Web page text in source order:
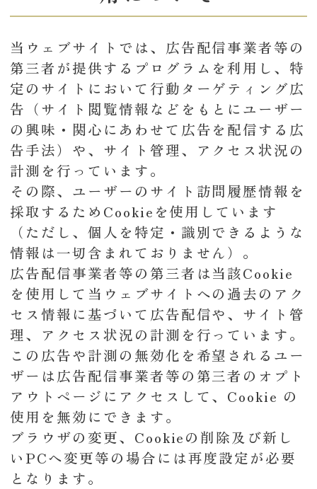
当ウェブサイトでは、広告配信事業者等の
第三者が提供するプログラムを利用し、特
定のサイトにおいて行動ターゲティング広
告（サイト閲覧情報などをもとにユーザー
の興味・関心にあわせて広告を配信する広
告手法）や、サイト管理、アクセス状況の
計測を行っています。
その際、ユーザーのサイト訪問履歴情報を
採取するためCookieを使用しています
（ただし、個人を特定・識別できるような
情報は一切含まれておりません）。
広告配信事業者等の第三者は当該Cookie
を使用して当ウェブサイトへの過去のアク
セス情報に基づいて広告配信や、サイト管
理、アクセス状況の計測を行っています。
この広告や計測の無効化を希望されるユー
ザーは広告配信事業者等の第三者のオプト
アウトページにアクセスして、Cookie の
使用を無効にできます。
ブラウザの変更、Cookieの削除及び新し
いPCへ変更等の場合には再度設定が必要
となります。